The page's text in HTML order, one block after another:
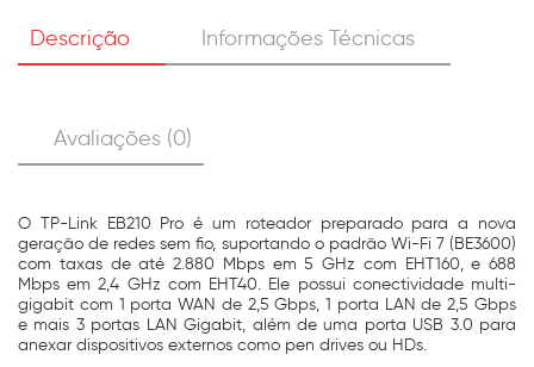
Descrição Informações Técnicas
Avaliações (0)
O TP-Link EB210 Pro é um roteador preparado para a nova
geração de redes sem fio, suportando o padrão Wi-Fi 7 (BE3600)
com taxas de até 2.880 Mbps em 5 GHz com EHT160, e 688
Mbps em 2,4 GHz com EHT40. Ele possui conectividade multi-
gigabit com 1 porta WAN de 2,5 Gbps, 1 porta LAN de 2,5 Gbps
e mais 3 portas LAN Gigabit, além de uma porta USB 3.0 para
anexar dispositivos externos como pen drives ou HDs.